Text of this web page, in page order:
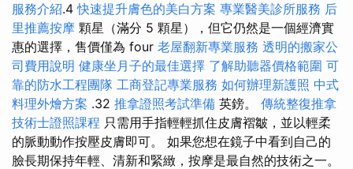
服務介紹.4快速提升膚色的美白方案 專業醫美診所服務 后
里推薦按摩 顆星（滿分 5 顆星），但它仍然是一個經濟實
惠的選擇，售價僅為 four 老屋翻新專業服務 透明的搬家公
司費用說明 健康坐月子的最佳選擇 了解助聽器價格範圍 可
靠的防水工程團隊 工商登記專業服務 如何辦理新護照 中式
料理外燴方案 .32 推拿證照考試準備 英鎊。 傳統整復推拿
技術士證照課程 只需用手指輕輕抓住皮膚褶皺，並以輕柔
的脈動動作按壓皮膚即可。 如果您想在鏡子中看到自己的
臉長期保持年輕、清新和緊緻，按摩是最自然的技術之一。